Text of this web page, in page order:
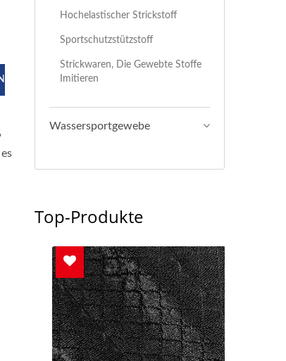
Hochelastischer Strickstoff
Sportschutzstützstoff
Strickwaren, Die Gewebte Stoffe
Imitieren
Wassersportgewebe
Top-Produkte